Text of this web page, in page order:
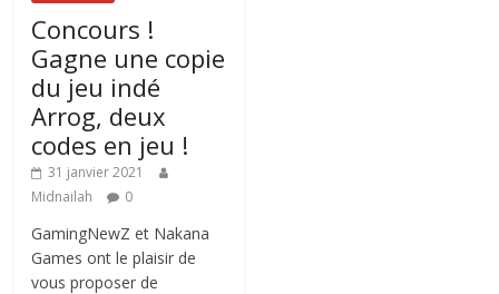
Concours !
Gagne une copie
du jeu indé
Arrog, deux
codes en jeu !
31 janvier 2021
Midnailah
0
GamingNewZ et Nakana
Games ont le plaisir de
vous proposer de